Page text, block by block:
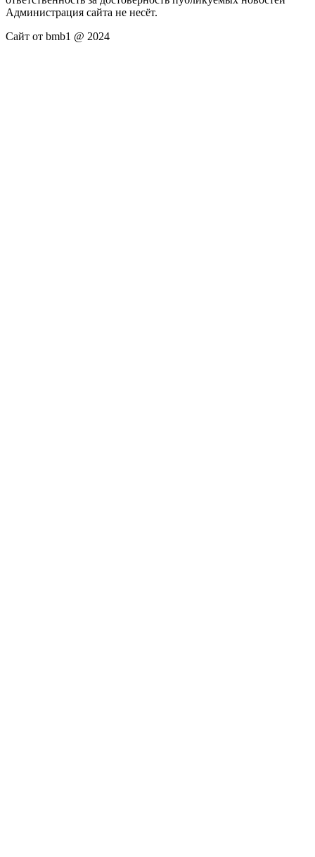
Администрация сайта не несёт.
Сайт от bmb1 @ 2024